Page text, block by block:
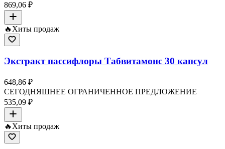
869,06 ₽
🔥 Хиты продаж
Экстракт пассифлоры Табвитамонс 30 капсул
648,86 ₽
СЕГОДНЯШНЕЕ ОГРАНИЧЕННОЕ ПРЕДЛОЖЕНИЕ
535,09 ₽
🔥 Хиты продаж